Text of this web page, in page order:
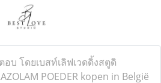
อบ โดยเบสท์เลิฟเวดดิ้งสตูดิ
POEDER kopen in België